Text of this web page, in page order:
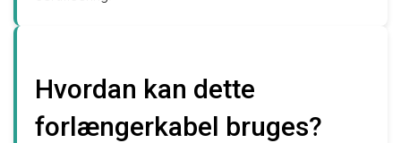
Hvordan kan dette
forlængerkabel bruges?